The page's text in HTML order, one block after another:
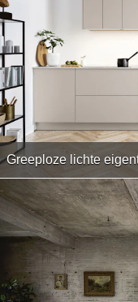
Greeploze lichte